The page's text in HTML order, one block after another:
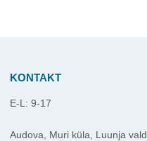
KONTAKT
E-L: 9-17
Audova, Muri küla, Luunja vald